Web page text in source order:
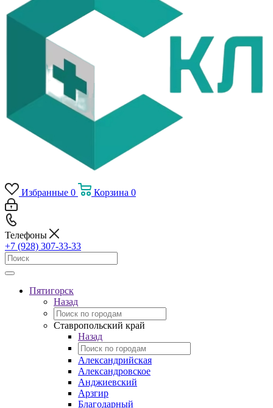
Избранные 0 Корзина 0
Телефоны
+7 (928) 307-33-33
Пятигорск
Назад
Ставропольский край
Назад
Александрийская
Александровское
Анджиевский
Арзгир
Благодарный